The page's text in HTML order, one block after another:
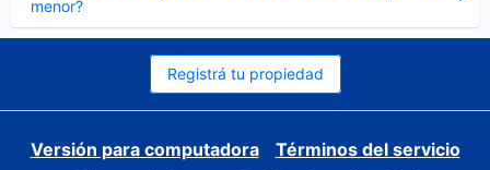
menor?
Registrá tu propiedad
Versión para computadora
Términos del servicio